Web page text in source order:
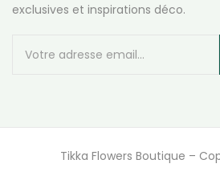
exclusives et inspirations déco.
Tikka Flowers Boutique –